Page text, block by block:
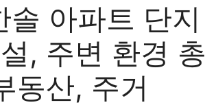
아파트 단지
, 주변 환경 총
동산, 주거